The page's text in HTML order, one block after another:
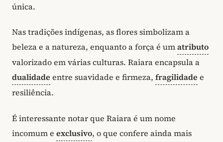
única.
Nas tradições indígenas, as flores simbolizam a
beleza e a natureza, enquanto a força é umatributo
valorizado em várias culturas. Raiara encapsula a
dualidade entre suavidade e firmeza, fragilidade e
resiliência.
É interessante notar que Raiara é um nome
incomum e exclusivo, o que confere ainda mais